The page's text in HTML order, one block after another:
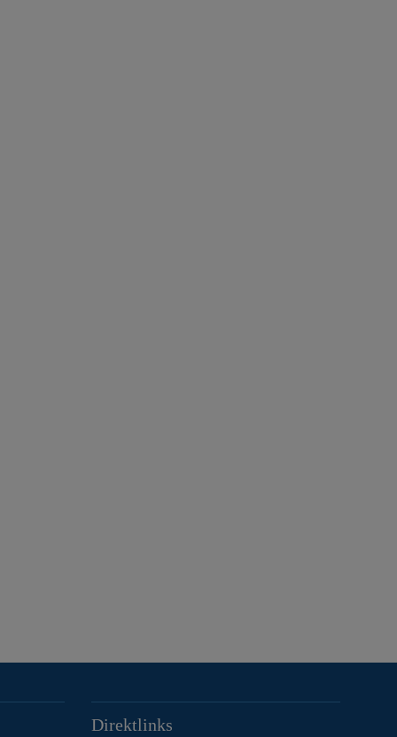
Direktlinks